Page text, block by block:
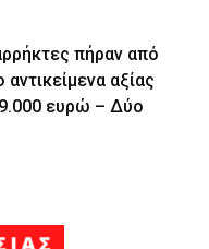
πήραν από
αντικείμενα αξίας
ευρώ – Δύο